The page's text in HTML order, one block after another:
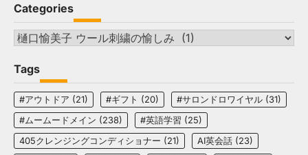
Categories
Categories
Tags
#アウトドア (21) #ギフト (20) #サロンドロワイヤル (31)
#ムームードメイン (238) #英語学習 (25)
405クレンジングコンディショナー (21) AI英会話 (23)